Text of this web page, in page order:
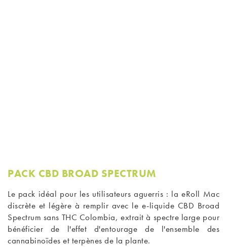
PACK CBD BROAD SPECTRUM
Le pack idéal pour les utilisateurs aguerris : la eRoll Mac
discrète et légère à remplir avec le e-liquide CBD Broad
Spectrum sans THC Colombia, extrait à spectre large pour
bénéficier de l'effet d'entourage de l'ensemble des
cannabinoïdes et terpènes de la plante.